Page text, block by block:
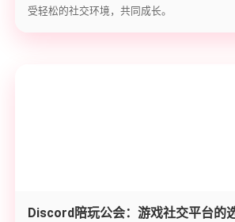
受轻松的社交环境，共同成长。
Discord陪玩公会：游戏社交平台的